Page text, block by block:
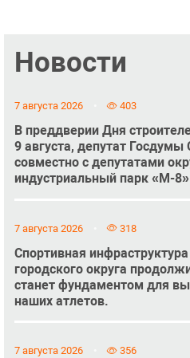
Новости
7 августа 2026 403
В преддверии Дня
9 августа, депутат Госдумы
совместно с депутатами
индустриальный парк «М-
7 августа 2026 318
Спортивная
городского округа
станет фундаментом для
наших атлетов.
7 августа 2026 356